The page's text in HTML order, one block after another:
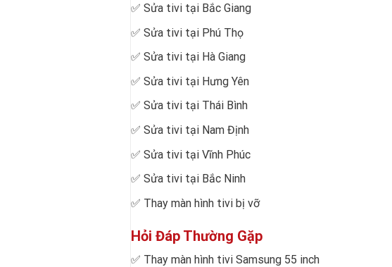
✅ Sửa tivi tại Bắc Giang
✅ Sửa tivi tại Phú Thọ
✅ Sửa tivi tại Hà Giang
✅ Sửa tivi tại Hưng Yên
✅ Sửa tivi tại Thái Bình
✅ Sửa tivi tại Nam Định
✅ Sửa tivi tại Vĩnh Phúc
✅ Sửa tivi tại Bắc Ninh
✅ Thay màn hình tivi bị vỡ
Hỏi Đáp Thường Gặp
✅ Thay màn hình tivi Samsung 55 inch